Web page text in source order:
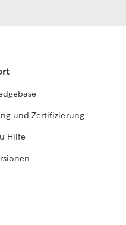
und Zertifizierung
Hilfe